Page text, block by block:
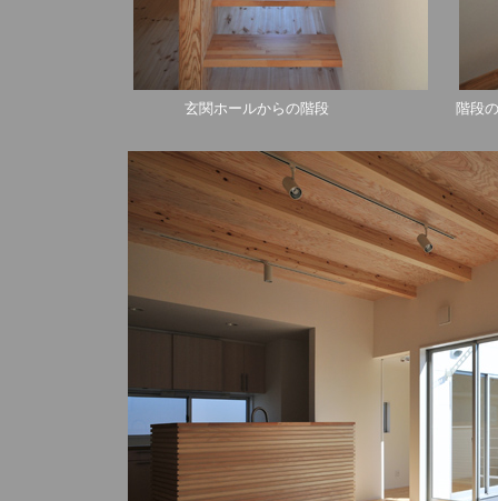
玄関ホールからの階段 階段のス